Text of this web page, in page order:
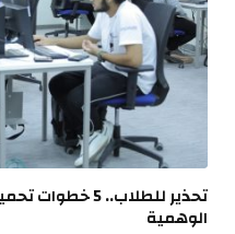
تحذير للطلاب..
الوهمية